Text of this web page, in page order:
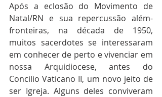
Após a eclosão do Movimento de
Natal/RN e sua repercussão além-
fronteiras, na década de 1950,
muitos sacerdotes se interessaram
em conhecer de perto e vivenciar em
nossa Arquidiocese, antes do
Concilio Vaticano II, um novo jeito de
ser Igreja. Alguns deles conviveram